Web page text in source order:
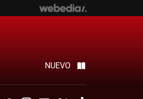
NUEVO